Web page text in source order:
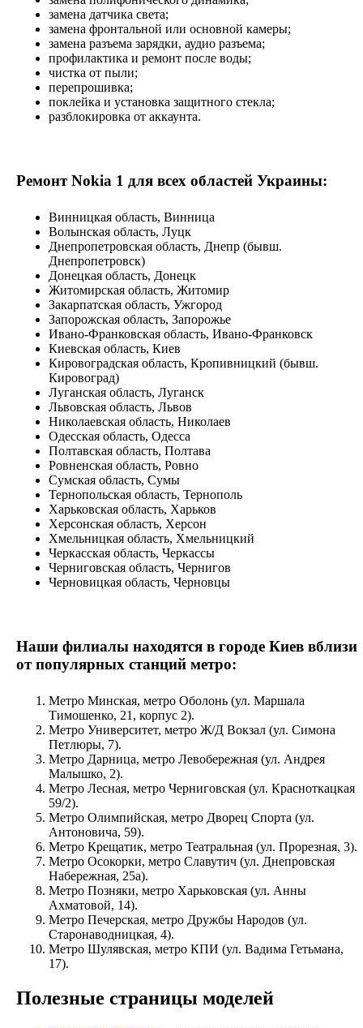
замена датчика света;
замена фронтальной или основной камеры;
замена разъема зарядки, аудио разъема;
профилактика и ремонт после воды;
чистка от пыли;
перепрошивка;
поклейка и установка защитного стекла;
разблокировка от аккаунта.
Ремонт Nokia 1 для всех областей Украины:
Винницкая область, Винница
Волынская область, Луцк
Днепропетровская область, Днепр (бывш.
Днепропетровск)
Донецкая область, Донецк
Житомирская область, Житомир
Закарпатская область, Ужгород
Запорожская область, Запорожье
Ивано-Франковская область, Ивано-Франковск
Киевская область, Киев
Кировоградская область, Кропивницкий (бывш.
Кировоград)
Луганская область, Луганск
Львовская область, Львов
Николаевская область, Николаев
Одесская область, Одесса
Полтавская область, Полтава
Ровненская область, Ровно
Сумская область, Сумы
Тернопольская область, Тернополь
Харьковская область, Харьков
Херсонская область, Херсон
Хмельницкая область, Хмельницкий
Черкасская область, Черкассы
Черниговская область, Чернигов
Черновицкая область, Черновцы
Наши филиалы находятся в городе Киев вблизи
от популярных станций метро:
Метро Минская, метро Оболонь (ул. Маршала
Тимошенко, 21, корпус 2).
Метро Университет, метро Ж/Д Вокзал (ул. Симона
Петлюры, 7).
Метро Дарница, метро Левобережная (ул. Андрея
Малышко, 2).
Метро Лесная, метро Черниговская (ул. Красноткацкая
59/2).
Метро Олимпийская, метро Дворец Спорта (ул.
Антоновича, 59).
Метро Крещатик, метро Театральная (ул. Прорезная, 3).
Метро Осокорки, метро Славутич (ул. Днепровская
Набережная, 25а).
Метро Позняки, метро Харьковская (ул. Анны
Ахматовой, 14).
Метро Печерская, метро Дружбы Народов (ул.
Старонаводницкая, 4).
Метро Шулявская, метро КПИ (ул. Вадима Гетьмана,
17).
Полезные страницы моделей